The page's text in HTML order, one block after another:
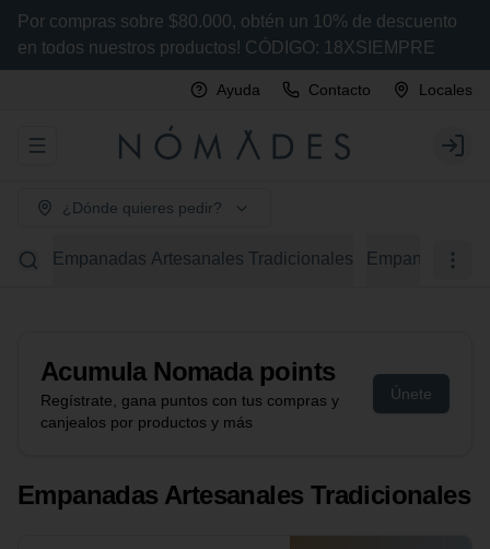
Por compras sobre $80.000, obtén un 10% de descuento
en todos nuestros productos! CÓDIGO: 18XSIEMPRE
Ayuda Contacto Locales
Abrir menu de navegación Login
¿Dónde quieres pedir?
Empanadas Artesanales Tradicionales Empanadas
Acumula Nomada points
Regístrate, gana puntos con tus compras y
canjealos por productos y más
Únete
Empanadas Artesanales Tradicionales